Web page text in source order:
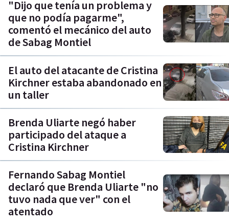
"Dijo que tenía un problema y
que no podía pagarme",
comentó el mecánico del auto
de Sabag Montiel
El auto del atacante de Cristina
Kirchner estaba abandonado en
un taller
Brenda Uliarte negó haber
participado del ataque a
Cristina Kirchner
Fernando Sabag Montiel
declaró que Brenda Uliarte "no
tuvo nada que ver" con el
atentado